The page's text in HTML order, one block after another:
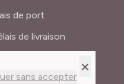
×
sans accepter
de port
de livraison